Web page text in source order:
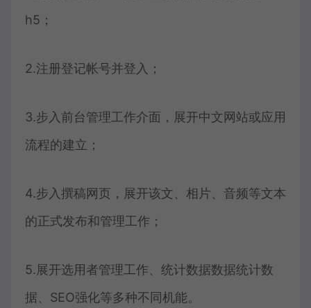
h5；
2.注册登记帐号并登入；
3.步入前台管理工作介面，展开中文网站或应用
流程的建立；
4.步入撰稿网页，展开该文、相片、音频等文本
的正式发布和管理工作；
5.展开选用者管理工作、统计数据数据统计数
据、SEO强化等多种不同机能。